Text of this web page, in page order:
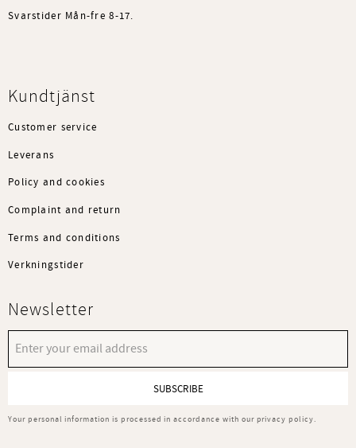
Svarstider Mån-fre 8-17.
Kundtjänst
Customer service
Leverans
Policy and cookies
Complaint and return
Terms and conditions
Verkningstider
Newsletter
SUBSCRIBE
Your personal information is processed in accordance with our privacy policy.